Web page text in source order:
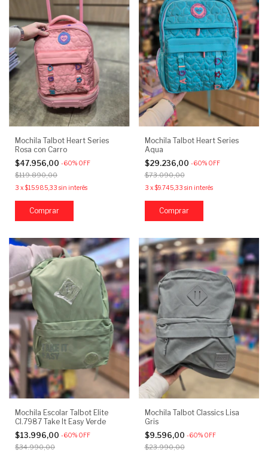
Mochila Talbot Heart Series
Rosa con Carro
$47.956,00 -60% OFF
$119.890,00
3 x$15.985,33 sin interés
Mochila Talbot Heart Series
Aqua
$29.236,00 -60% OFF
$73.090,00
3 x$9.745,33 sin interés
Mochila Escolar Talbot Elite
CI.7987 Take It Easy Verde
$13.996,00 -60% OFF
$34.990,00
Mochila Talbot Classics Lisa
Gris
$9.596,00 -60% OFF
$23.990,00